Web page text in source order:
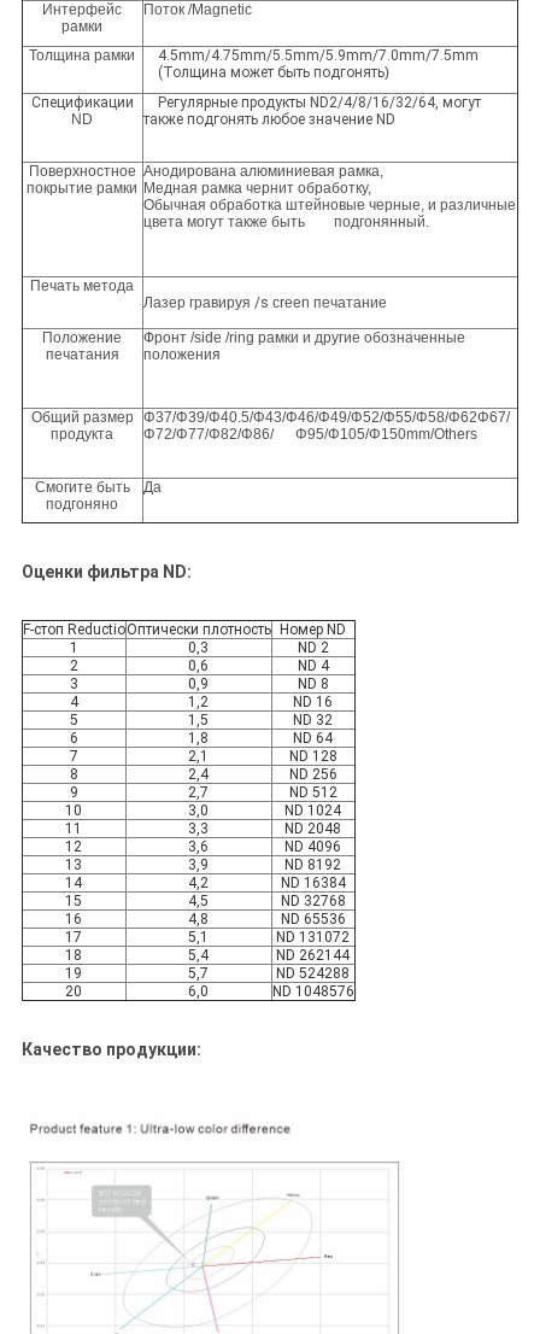
Интерфейс
рамки
Поток /Magnetic
Толщина рамки
4.5mm/4.75mm/5.5mm/5.9mm/7.0mm/7.5mm
(Толщина может быть подгонять)
Спецификации
ND
Регулярные продукты ND2/4/8/16/32/64, могут
также подгонять любое значение ND
Поверхностное
покрытие рамки
Анодирована алюминиевая рамка,
Медная рамка чернит обработку,
Обычная обработка штейновые черные, и различные
цвета могут также быть подгонянный.
Печать метода
Лазер гравируя /s creen печатание
Положение
печатания
Фронт /side /ring рамки и другие обозначенные
положения
Общий размер
продукта
Φ37/Φ39/Φ40.5/Φ43/Φ46/Φ49/Φ52/Φ55/Φ58/Φ62Φ67/
Φ72/Φ77/Φ82/Φ86/ Φ95/Φ105/Φ150mm/Others
Смогите быть
подгоняно
Да
Оценки фильтра ND:
F-стоп ReductioОптически плотность
Номер ND
1
0,3
ND 2
2
0,6
ND 4
3
0,9
ND 8
4
1,2
ND 16
5
1,5
ND 32
6
1,8
ND 64
7
2,1
ND 128
8
2,4
ND 256
9
2,7
ND 512
10
3,0
ND 1024
11
3,3
ND 2048
12
3,6
ND 4096
13
3,9
ND 8192
14
4,2
ND 16384
15
4,5
ND 32768
16
4,8
ND 65536
17
5,1
ND 131072
18
5,4
ND 262144
19
5,7
ND 524288
20
6,0 ND 1048576
Качество продукции: